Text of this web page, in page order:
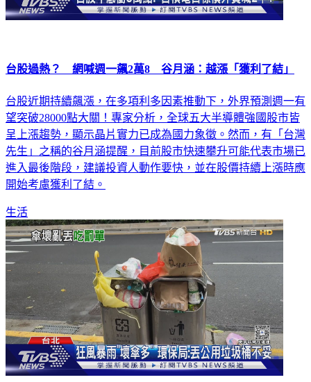
台股過熱？ 網喊週一飆2萬8 谷月涵：越漲「獲利了結」
台股近期持續飆漲，在多項利多因素推動下，外界預測週一有
望突破28000點大關！專家分析，全球五大半導體強國股市皆
呈上漲趨勢，顯示晶片實力已成為國力象徵。然而，有「台灣
先生」之稱的谷月涵提醒，目前股市快速攀升可能代表市場已
進入最後階段，建議投資人動作要快，並在股價持續上漲時應
開始考慮獲利了結。
生活